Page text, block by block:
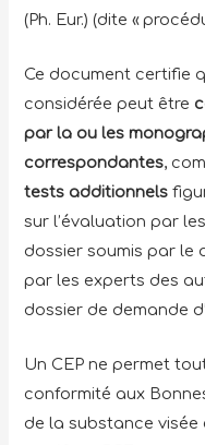
(Ph. Eur.) (dite «
Ce document certifie
considérée peut être
par la ou les
correspondantes,
tests additionnels
sur l’évaluation par les
dossier soumis par le
par les experts des
dossier de demande
Un CEP ne permet
conformité aux
de la substance